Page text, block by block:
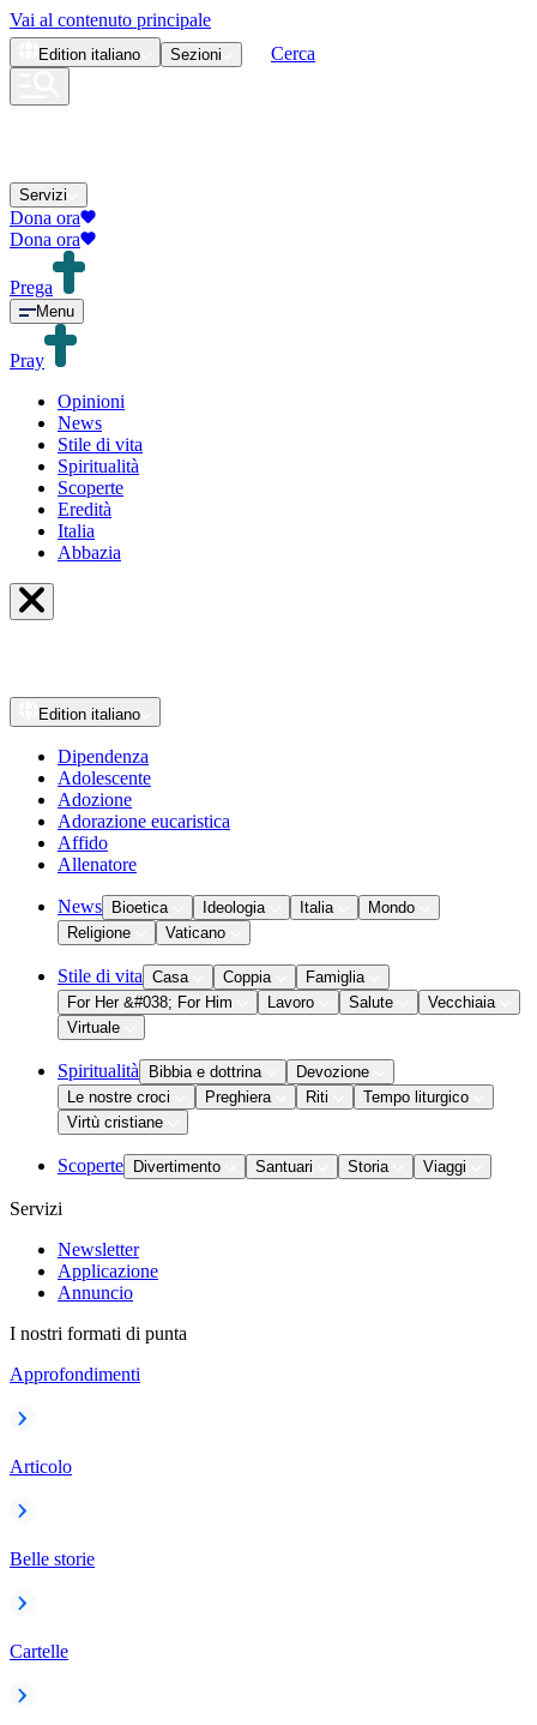
Vai al contenuto principale
Edition italiano Sezioni Cerca
Servizi
Dona ora
Dona ora
Prega
Menu
Pray
Opinioni
News
Stile di vita
Spiritualità
Scoperte
Eredità
Italia
Abbazia
Edition italiano
Dipendenza
Adolescente
Adozione
Adorazione eucaristica
Affido
Allenatore
News Bioetica Ideologia Italia
Mondo
Religione
Vaticano
Stile di vita Casa Coppia
Famiglia
For Her &#038; For Him
Lavoro Salute
Vecchiaia
Virtuale
Spiritualità Bibbia e dottrina
Devozione
Le nostre croci
Preghiera Riti
Tempo liturgico
Virtù cristiane
Scoperte Divertimento Santuari Storia Viaggi
Servizi
Newsletter
Applicazione
Annuncio
I nostri formati di punta
Approfondimenti
Articolo
Belle storie
Cartelle